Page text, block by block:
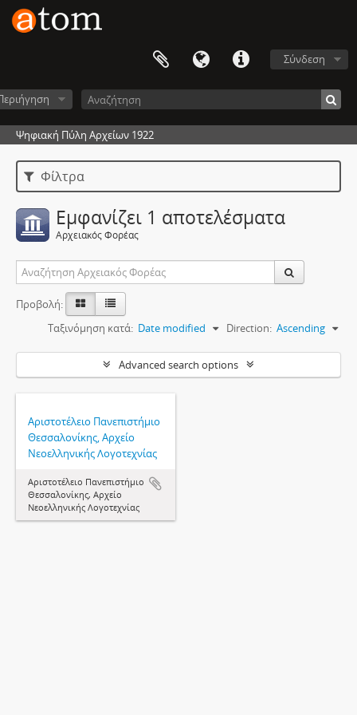
Σύνδεση
Ψηφιακή Πύλη Αρχείων 1922
Φίλτρα
Εμφανίζει 1 αποτελέσματα
Αρχειακός Φορέας
Προβολή:
Ταξινόμηση κατά: Date modified Direction: Ascending
Advanced search options
Αριστοτέλειο Πανεπιστήμιο
Θεσσαλονίκης, Αρχείο
Νεοελληνικής Λογοτεχνίας
Αριστοτέλειο Πανεπιστήμιο
Θεσσαλονίκης, Αρχείο
Νεοελληνικής Λογοτεχνίας